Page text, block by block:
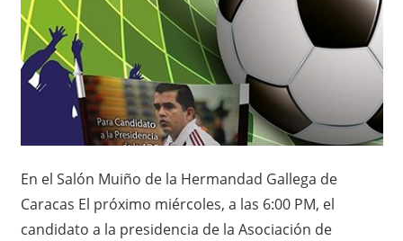
En el Salón Muiño de la Hermandad Gallega de
Caracas El próximo miércoles, a las 6:00 PM, el
candidato a la presidencia de la Asociación de